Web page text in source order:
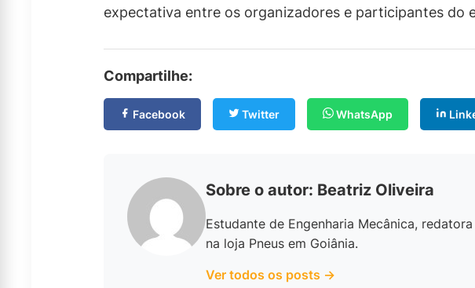
expectativa entre os organizadores e participantes do
Compartilhe:
Facebook Twitter WhatsApp
Sobre o autor: Beatriz Oliveira
Estudante de Engenharia Mecânica,
na loja Pneus em Goiânia.
Ver todos os posts →